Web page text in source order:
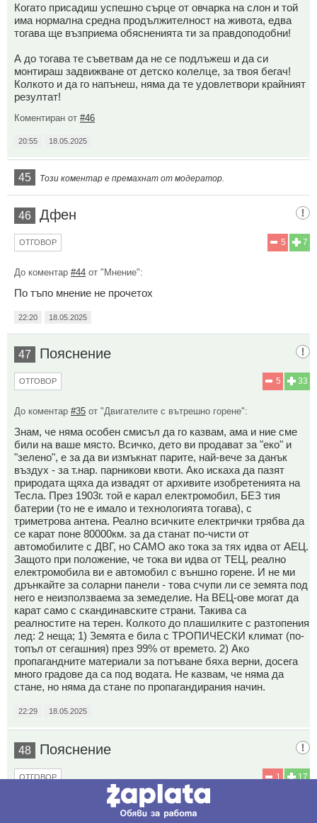
Когато присадиш успешно сърце от овчарка на слон и той
има нормална средна продължителност на живота, едва
тогава ще възприема обясненията ти за правдоподобни!
А до тогава те съветвам да не се подлъжеш и да си
монтираш задвижване от детско колелце, за твоя бегач!
Колкото и да го напънеш, няма да те удовлетвори крайният
резултат!
Коментиран от #46
20:55 18.05.2025
45 Този коментар е премахнат от модератор.
46 Дфен
7
5
ОТГОВОР
До коментар #44 от "Мнение":
По тъпо мнение не прочетох
22:20 18.05.2025
47 Пояснение
33
5
ОТГОВОР
До коментар #35 от "Двигателите с вътрешно горене":
Знам, че няма особен смисъл да го казвам, ама и ние сме
били на ваше място. Всичко, дето ви продават за "еко" и
"зелено", е за да ви измъкнат парите, най-вече за данък
въздух - за т.нар. парникови квоти. Ако искаха да пазят
природата щяха да извадят от архивите изобретенията на
Тесла. През 1903г. той е карал електромобил, БЕЗ тия
батерии (то не е имало и технологията тогава), с
триметрова антена. Реално всичките електрички трябва да
се карат поне 80000км. за да станат по-чисти от
автомобилите с ДВГ, но САМО ако тока за тях идва от АЕЦ.
Защото при положение, че тока ви идва от ТЕЦ, реално
електромобила ви е автомобил с външно горене. И не ми
дрънкайте за соларни панели - това счупи ли се земята под
него е неизползваема за земеделие. На ВЕЦ-ове могат да
карат само с скандинавските страни. Такива са
реалностите на терен. Колкото до плашилките с разтопения
лед: 2 неща; 1) Земята е била с ТРОПИЧЕСКИ климат (по-
топъл от сегашния) през 99% от времето. 2) Ако
пропагандните материали за потъване бяха верни, досега
много градове да са под водата. Не казвам, че няма да
стане, но няма да стане по пропагандирания начин.
22:29 18.05.2025
48 Пояснение
17
1
ОТГОВОР
от "Двигателите с вътрешно горене":